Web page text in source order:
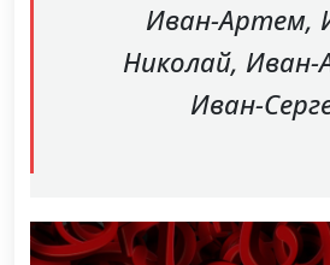
Иван-Артем,
Николай, Иван-
Иван-